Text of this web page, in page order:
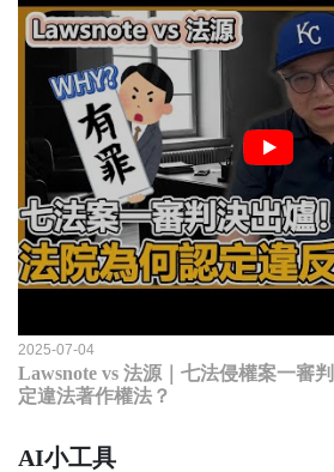
2025-07-04
Lawsnote vs 法源｜七法侵權案一審
定違法著作權法？
AI小工具